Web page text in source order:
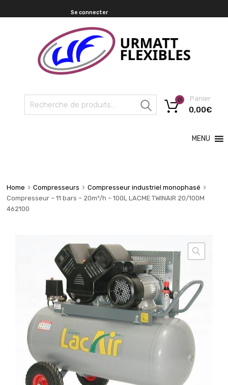
Se connecter
Recherche
Panier
0,00€
0
MENU
Home Compresseurs
Compresseur industriel monophasé
Compresseur – 11 bars – 20m³/h – 100L LACME TWINAIR 20/100M
462100